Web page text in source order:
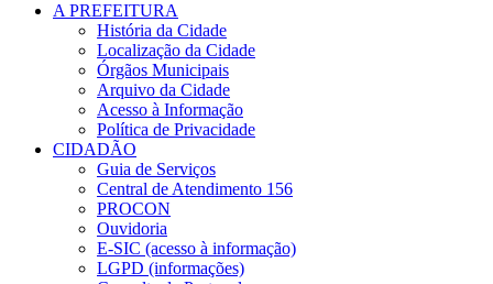
A PREFEITURA
História da Cidade
Localização da Cidade
Órgãos Municipais
Arquivo da Cidade
Acesso à Informação
Política de Privacidade
CIDADÃO
Guia de Serviços
Central de Atendimento 156
PROCON
Ouvidoria
E-SIC (acesso à informação)
LGPD (informações)